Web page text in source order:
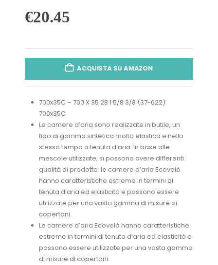
€20.45
ACQUISTA SU AMAZON
700x35C – 700 X 35 28 1 5/8 3/8 (37-622)
700x35C
Le camere d’aria sono realizzate in butile, un
tipo di gomma sintetica molto elastica e nello
stesso tempo a tenuta d’aria. In base alle
mescole utilizzate, si possono avere differenti
qualità di prodotto: le camere d’aria Ecovelò
hanno caratteristiche estreme in termini di
tenuta d’aria ed elasticità e possono essere
utilizzate per una vasta gamma di misure di
copertoni.
Le camere d’aria Ecovelò hanno caratteristiche
estreme in termini di tenuta d’aria ed elasticità e
possono essere utilizzate per una vasta gamma
di misure di copertoni.